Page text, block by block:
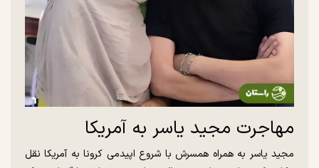
مهاجرت مجید یاسر به آمریکا
مجید یاسر به همراه همسرش با شروع اپیدمی کرونا به آمریکا نقل